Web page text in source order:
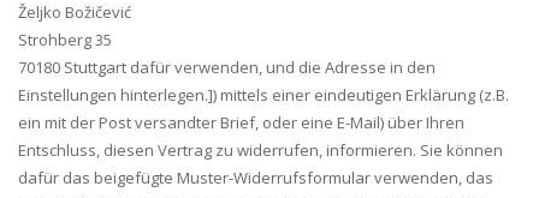
Željko Božičević
Strohberg 35
70180 Stuttgart dafür verwenden, und die Adresse in den
Einstellungen hinterlegen.]) mittels einer eindeutigen Erklärung (z.B.
ein mit der Post versandter Brief, oder eine E-Mail) über Ihren
Entschluss, diesen Vertrag zu widerrufen, informieren. Sie können
dafür das beigefügte Muster-Widerrufsformular verwenden, das